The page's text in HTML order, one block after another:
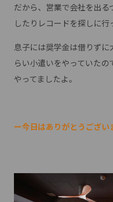
だから、営業で会社を出
したりレコードを探しに行
息子には奨学金は借りずに
らい小遣いをやっていたの
やってましたよ。
ー今日はありがとうござい